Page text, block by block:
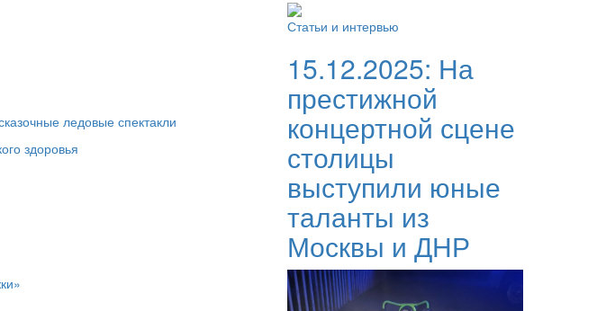
ледовые спектакли
здоровья
Статьи и интервью
15.12.2025: На
престижной
концертной сцене
столицы
выступили юные
таланты из
Москвы и ДНР